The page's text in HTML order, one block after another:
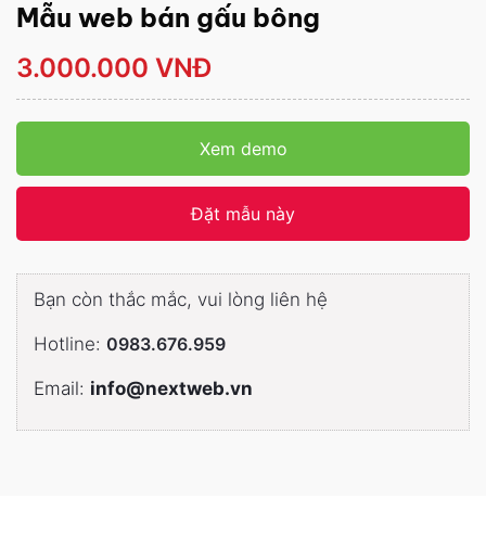
Mẫu web bán gấu bông
3.000.000 VNĐ
Xem demo
Đặt mẫu này
Bạn còn thắc mắc, vui lòng liên hệ
Hotline: 0983.676.959
Email: info@nextweb.vn